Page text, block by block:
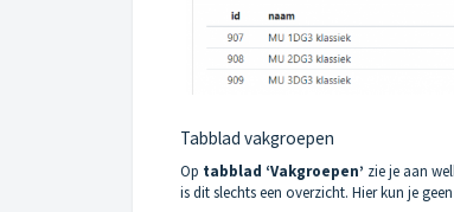
Tabblad vakgroepen
Op tabblad ‘Vakgroepen’ zie je aan
is dit slechts een overzicht. Hier kun je